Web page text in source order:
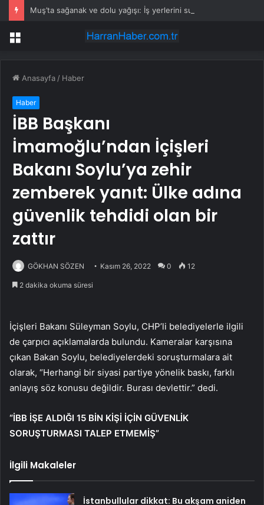
Muş’ta sağanak ve dolu yağışı: İş yerlerini su bastı
Menü
Anasayfa / Haber
Haber
İBB Başkanı
İmamoğlu’ndan İçişleri
Bakanı Soylu’ya zehir
zemberek yanıt: Ülke adına
güvenlik tehdidi olan bir
zattır
GÖKHAN SÖZEN Kasım 26, 2022 0 12
2 dakika okuma süresi
İçişleri Bakanı Süleyman Soylu, CHP’li belediyelerle ilgili
de çarpıcı açıklamalarda bulundu. Kameralar karşısına
çıkan Bakan Soylu, belediyelerdeki soruşturmalara ait
olarak, “Herhangi bir siyasi partiye yönelik baskı, farklı
anlayış söz konusu değildir. Burası devlettir.” dedi.
“İBB İŞE ALDIĞI 15 BİN KİŞİ İÇİN GÜVENLİK
SORUŞTURMASI TALEP ETMEMİŞ”
İlgili Makaleler
İstanbullular dikkat: Bu akşam aniden